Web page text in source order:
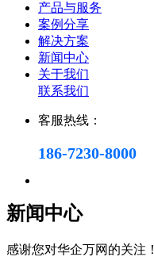
产品与服务
案例分享
解决方案
新闻中心
关于我们
联系我们
客服热线：
186-7230-8000
新闻中心
感谢您对华企万网的关注！